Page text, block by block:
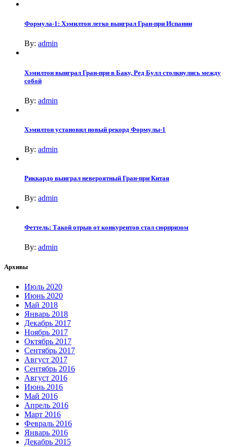
Формула-1: Хэмилтон легко выиграл Гран-при Испании
By: admin
Хэмилтон выиграл Гран-при в Баку, Ред Булл столкнулись между
собой
By: admin
Хэмилтон установил новый рекорд Формулы-1
By: admin
Риккардо выиграл невероятный Гран-при Китая
By: admin
Феттель: Такой отрыв от конкурентов стал сюрпризом
By: admin
Архивы
Июль 2020
Июнь 2020
Май 2018
Январь 2018
Декабрь 2017
Ноябрь 2017
Октябрь 2017
Сентябрь 2017
Август 2017
Сентябрь 2016
Август 2016
Июнь 2016
Май 2016
Апрель 2016
Март 2016
Февраль 2016
Январь 2016
Декабрь 2015